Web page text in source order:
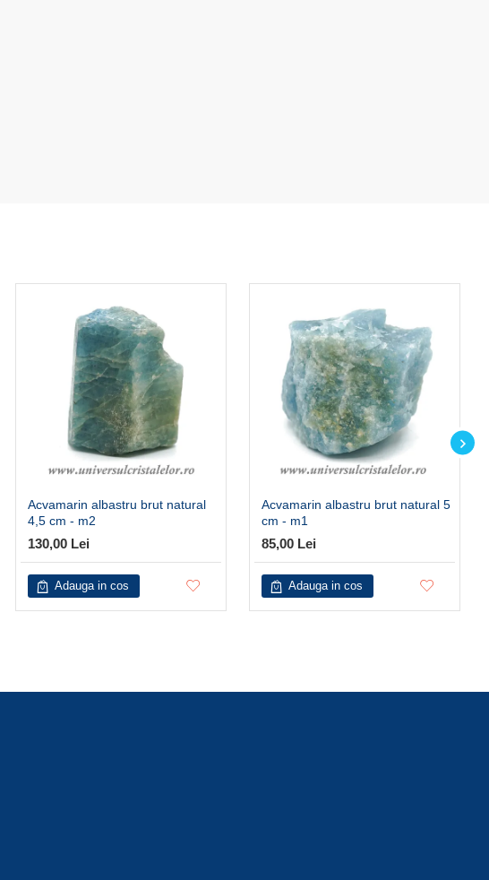
Acvamarin albastru brut natural
4,5 cm - m2
130,00 Lei
Adauga in cos
Acvamarin albastru brut natural 5
cm - m1
85,00 Lei
Adauga in cos